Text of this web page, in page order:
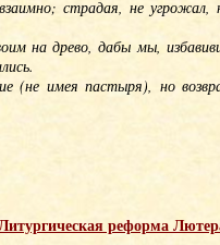
страдая, не угрожал,
на древо, дабы мы,
имея пастыря), но
реформа